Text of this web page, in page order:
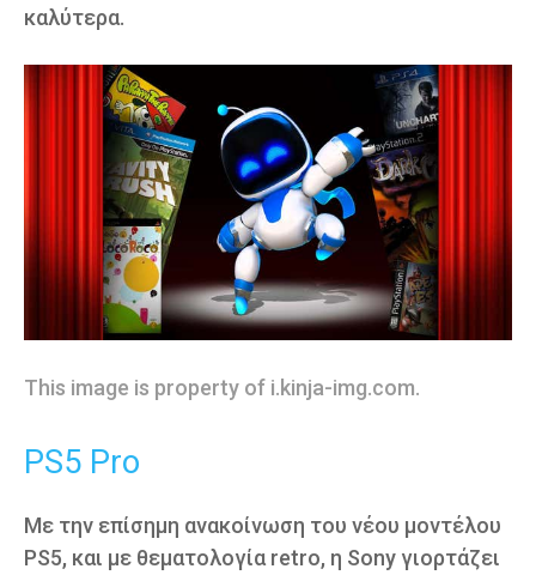
καλύτερα.
This image is property of i.kinja-img.com.
PS5 Pro
Με την επίσημη ανακοίνωση του νέου μοντέλου
PS5, και με θεματολογία retro, η Sony γιορτάζει